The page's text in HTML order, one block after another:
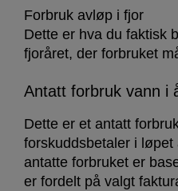
Forbruk avløp i fjor
Dette er hva du faktisk
fjoråret, der forbruket
Antatt forbruk vann i
Dette er et antatt
forskuddsbetaler i
antatte forbruket er
er fordelt på valgt